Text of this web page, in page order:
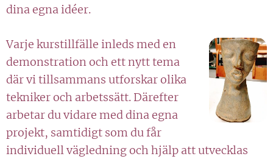
dina egna idéer.
Varje kurstillfälle inleds med en
demonstration och ett nytt tema
där vi tillsammans utforskar olika
tekniker och arbetssätt. Därefter
arbetar du vidare med dina egna
projekt, samtidigt som du får
individuell vägledning och hjälp att utvecklas